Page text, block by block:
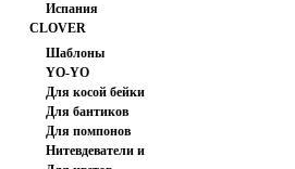
Испания
CLOVER
Шаблоны
YO-YO
Для косой бейки
Для бантиков
Для помпонов
Нитевдеватели и